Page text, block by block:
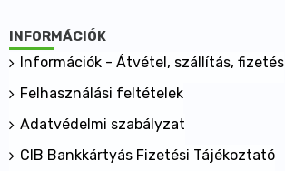
INFORMÁCIÓK
Információk - Átvétel, szállítás, fizetés
Felhasználási feltételek
Adatvédelmi szabályzat
CIB Bankkártyás Fizetési Tájékoztató